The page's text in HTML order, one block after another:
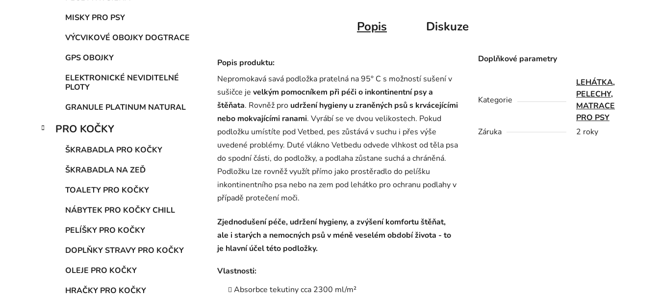
MISKY PRO PSY
VÝCVIKOVÉ OBOJKY DOGTRACE
GPS OBOJKY
ELEKTRONICKÉ NEVIDITELNÉ
PLOTY
GRANULE PLATINUM NATURAL
PRO KOČKY
ŠKRABADLA PRO KOČKY
ŠKRABADLA NA ZEĎ
TOALETY PRO KOČKY
NÁBYTEK PRO KOČKY CHILL
PELÍŠKY PRO KOČKY
DOPLŇKY STRAVY PRO KOČKY
OLEJE PRO KOČKY
HRAČKY PRO KOČKY
Popis Diskuze
Popis produktu:
Nepromokavá savá podložka pratelná na 95° C s možností sušení v
sušičce je velkým pomocníkem při péči o inkontinentní psy a
štěňata. Rovněž pro udržení hygieny u zraněných psů s krvácejícími
nebo mokvajícími ranami. Vyrábí se ve dvou velikostech. Pokud
podložku umístíte pod Vetbed, pes zůstává v suchu i přes výše
uvedené problémy. Duté vlákno Vetbedu odvede vlhkost od těla psa
do spodní části, do podložky, a podlaha zůstane suchá a chráněná.
Podložku lze rovněž využít přímo jako prostěradlo do pelíšku
inkontinentního psa nebo na zem pod lehátko pro ochranu podlahy v
případě protečení moči.
Zjednodušení péče, udržení hygieny, a zvýšení komfortu štěňat,
ale i starých a nemocných psů v méně veselém období života - to
je hlavní účel této podložky.
Vlastnosti:
Absorbce tekutiny cca 2300 ml/m²
Doplňkové parametry
Kategorie
LEHÁTKA,
PELECHY,
MATRACE
PRO PSY
Záruka
2 roky